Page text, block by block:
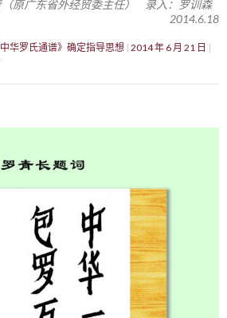
（原广东省外经贸委主任） 录入：罗训森
2014.6.18
华罗氏通谱》确定指导思想 2014 年 6 月 21 日